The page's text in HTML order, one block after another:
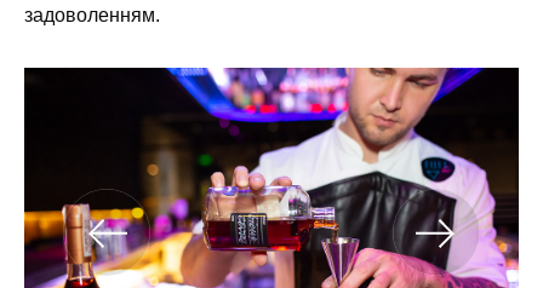
задоволенням.